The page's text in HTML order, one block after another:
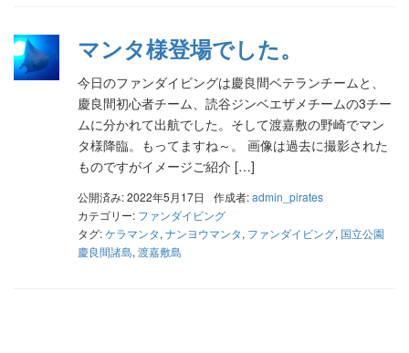
マンタ様登場でした。
今日のファンダイビングは慶良間ベテランチームと、
慶良間初心者チーム、読谷ジンベエザメチームの3チー
ムに分かれて出航でした。そして渡嘉敷の野崎でマン
タ様降臨。もってますね～。 画像は過去に撮影された
ものですがイメージご紹介 […]
公開済み: 2022年5月17日 作成者:admin_pirates
カテゴリー: ファンダイビング
タグ:ケラマンタ, ナンヨウマンタ, ファンダイビング, 国立公園
慶良間諸島, 渡嘉敷島